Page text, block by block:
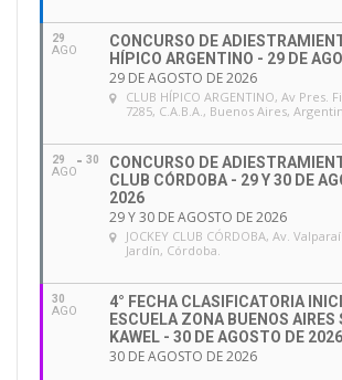
29
AGO
CONCURSO DE
HÍPICO ARGENTINO - 29 DE
29 DE AGOSTO DE 2026
CLUB HÍPICO ARGENTINO, Av Pres.
7285, C.A.B.A., Buenos Aires,
29
AGO
30
CONCURSO DE
CLUB CÓRDOBA - 29 Y 30 DE
2026
29 Y 30 DE AGOSTO DE 2026
JOCKEY CLUB CÓRDOBA, Av.
Jardín, Córdoba.
30
AGO
4° FECHA CLASIFICATORIA
ESCUELA ZONA BUENOS AIRES
KAWEL - 30 DE AGOSTO DE 2026
30 DE AGOSTO DE 2026